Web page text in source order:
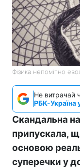
Фізика непомітно
Не витрачай
РБК-Україна
Скандальна
припускала,
основою
суперечки у